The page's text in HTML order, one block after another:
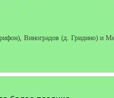
Виноградов (д. Гридино) и